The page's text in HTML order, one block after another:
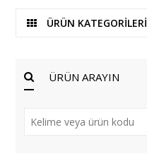
ÜRÜN KATEGORİLERİ
ÜRÜN ARAYIN